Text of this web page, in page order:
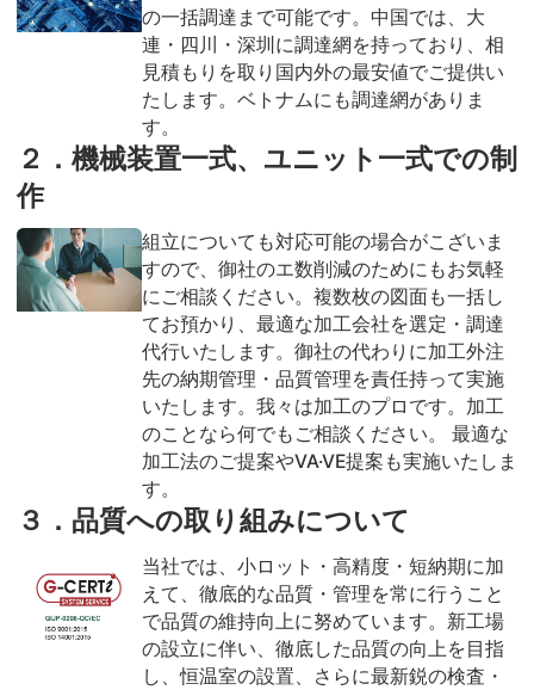
の一括調達まで可能です。中国では、大
連・四川・深圳に調達網を持っており、相
見積もりを取り国内外の最安値でご提供い
たします。ベトナムにも調達網がありま
す。
２．機械装置一式、ユニット一式での制
作
組立についても対応可能の場合がこざいま
すので、御社のエ数削減のためにもお気軽
にご相談ください。複数枚の図面も一括し
てお預かり、最適な加工会社を選定・調達
代行いたします。御社の代わりに加工外注
先の納期管理・品質管理を責任持って実施
いたします。我々は加工のプロです。加工
のことなら何でもご相談ください。 最適な
加工法のご提案やVA·VE提案も実施いたしま
す。
３．品質への取り組みについて
当社では、小ロット・高精度・短納期に加
えて、徹底的な品質・管理を常に行うこと
で品質の維持向上に努めています。新工場
の設立に伴い、徹底した品質の向上を目指
し、恒温室の設置、さらに最新鋭の検査・